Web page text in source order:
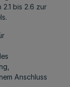
bis 2.6 zur
Anschluss